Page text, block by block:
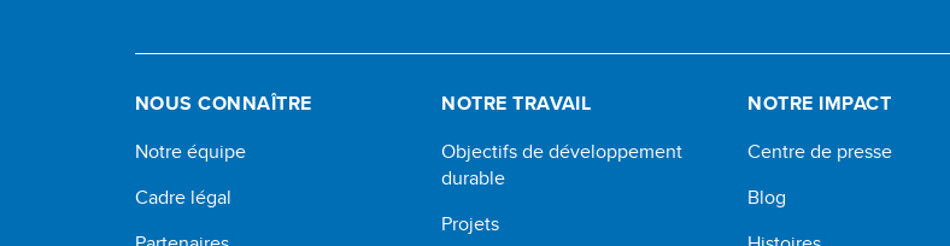
NOUS CONNAÎTRE
Notre équipe
Cadre légal
NOTRE TRAVAIL
Objectifs de développement
durable
Projets
NOTRE IMPACT
Centre de presse
Blog